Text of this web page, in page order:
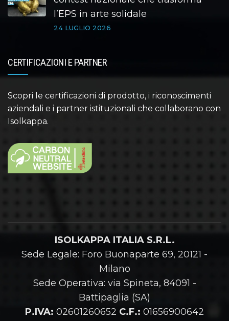
l’EPS in arte solidale
24 LUGLIO 2026
CERTIFICAZIONI E PARTNER
Scopri le certificazioni di prodotto, i riconoscimenti
aziendali e i partner istituzionali che collaborano con
Isolkappa.
ISOLKAPPA ITALIA S.R.L.
Sede Legale: Foro Buonaparte 69, 20121 -
Milano
Sede Operativa: via Spineta, 84091 -
Battipaglia (SA)
P.IVA: 02601260652 C.F.: 01656900642